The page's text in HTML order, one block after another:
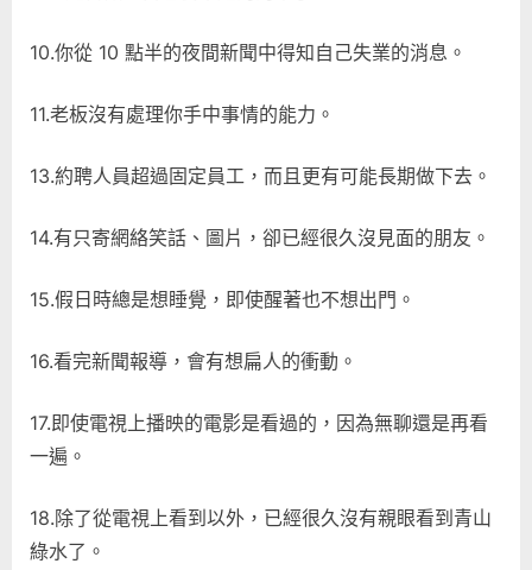
10.你從 10 點半的夜間新聞中得知自己失業的消息。
11.老板沒有處理你手中事情的能力。
13.約聘人員超過固定員工，而且更有可能長期做下去。
14.有只寄網絡笑話、圖片，卻已經很久沒見面的朋友。
15.假日時總是想睡覺，即使醒著也不想出門。
16.看完新聞報導，會有想扁人的衝動。
17.即使電視上播映的電影是看過的，因為無聊還是再看
一遍。
18.除了從電視上看到以外，已經很久沒有親眼看到青山
綠水了。